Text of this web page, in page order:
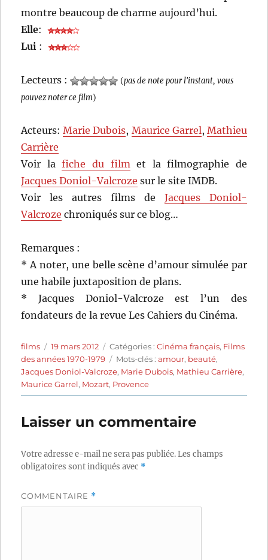
montre beaucoup de charme aujourd’hui.
Elle:
Lui :
Lecteurs : (pas de note pour l'instant, vous
pouvez noter ce film)
Acteurs:Marie Dubois, Maurice Garrel, Mathieu
Carrière
Voir lafiche du filmet la filmographie de
Jacques Doniol-Valcroze sur le site IMDB.
Voir les autres films de Jacques Doniol-
Valcroze chroniqués sur ce blog…
Remarques :
* A noter, une belle scène d’amour simulée par
une habile juxtaposition de plans.
* Jacques Doniol-Valcroze est l’un des
fondateurs de la revue Les Cahiers du Cinéma.
Auteur
films
Publié
le
19 mars 2012 Catégories
Catégories :Cinéma français, Films
des années 1970-1979
Étiquettes
Mots-clés :amour, beauté,
Jacques Doniol-Valcroze, Marie Dubois, Mathieu Carrière,
Maurice Garrel, Mozart, Provence
Laisser un commentaire
Votre adresse e-mail ne sera pas publiée.Les champs
obligatoires sont indiqués avec *
COMMENTAIRE *